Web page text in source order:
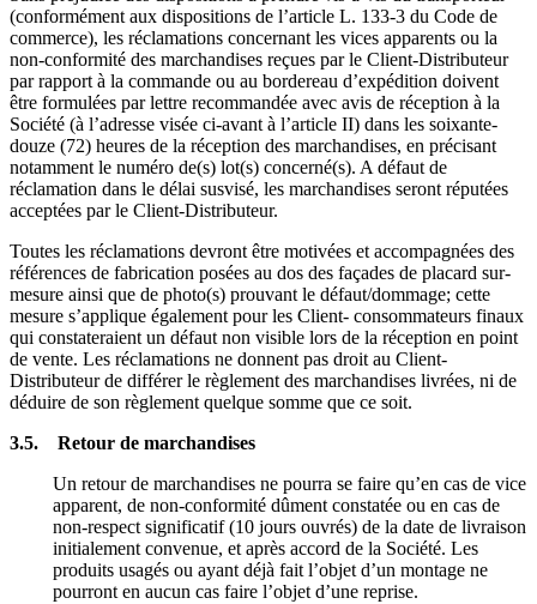
(conformément aux dispositions de l’article L. 133-3 du Code de
commerce), les réclamations concernant les vices apparents ou la
non-conformité des marchandises reçues par le Client-Distributeur
par rapport à la commande ou au bordereau d’expédition doivent
être formulées par lettre recommandée avec avis de réception à la
Société (à l’adresse visée ci-avant à l’article II) dans les soixante-
douze (72) heures de la réception des marchandises, en précisant
notamment le numéro de(s) lot(s) concerné(s). A défaut de
réclamation dans le délai susvisé, les marchandises seront réputées
acceptées par le Client-Distributeur.
Toutes les réclamations devront être motivées et accompagnées des
références de fabrication posées au dos des façades de placard sur-
mesure ainsi que de photo(s) prouvant le défaut/dommage; cette
mesure s’applique également pour les Client- consommateurs finaux
qui constateraient un défaut non visible lors de la réception en point
de vente. Les réclamations ne donnent pas droit au Client-
Distributeur de différer le règlement des marchandises livrées, ni de
déduire de son règlement quelque somme que ce soit.
3.5. Retour de marchandises
Un retour de marchandises ne pourra se faire qu’en cas de vice
apparent, de non-conformité dûment constatée ou en cas de
non-respect significatif (10 jours ouvrés) de la date de livraison
initialement convenue, et après accord de la Société. Les
produits usagés ou ayant déjà fait l’objet d’un montage ne
pourront en aucun cas faire l’objet d’une reprise.